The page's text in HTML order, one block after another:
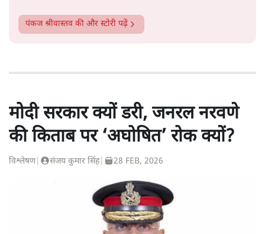
पंकज श्रीवास्तव की और स्टोरी पढ़ें
मोदी सरकार क्यों डरी, जनरल नरवणे
की किताब पर ‘अघोषित’ रोक क्यों?
विश्लेषण| संजय कुमार सिंह| 28 FEB, 2026